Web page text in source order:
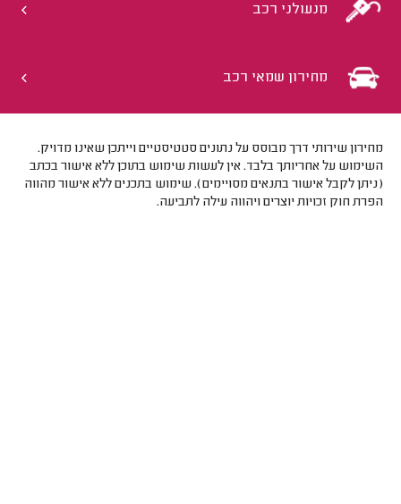
מנעולני רכב
מחירון שמאי רכב
מחירון שירותי דרך מבוסס על נתונים סטטיסטיים וייתכן שאינו מדויק.
השימוש על אחריותך בלבד. אין לעשות שימוש בתוכן ללא אישור בכתב
(ניתן לקבל אישור בתנאים מסויימים). שימוש בתכנים ללא אישור מהווה
הפרת חוק זכויות יוצרים ויהווה עילה לתביעה.